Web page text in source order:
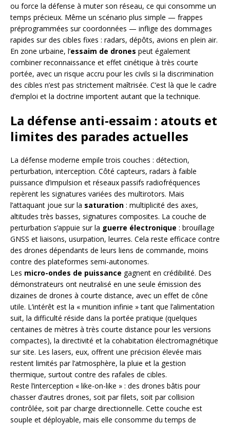
ou force la défense à muter son réseau, ce qui consomme un
temps précieux. Même un scénario plus simple — frappes
préprogrammées sur coordonnées — inflige des dommages
rapides sur des cibles fixes : radars, dépôts, avions en plein air.
En zone urbaine, l’essaim de drones peut également
combiner reconnaissance et effet cinétique à très courte
portée, avec un risque accru pour les civils si la discrimination
des cibles n’est pas strictement maîtrisée. C’est là que le cadre
d’emploi et la doctrine importent autant que la technique.
La défense anti-essaim : atouts et
limites des parades actuelles
La défense moderne empile trois couches : détection,
perturbation, interception. Côté capteurs, radars à faible
puissance d’impulsion et réseaux passifs radiofréquences
repèrent les signatures variées des multirotors. Mais
l’attaquant joue sur la saturation : multiplicité des axes,
altitudes très basses, signatures composites. La couche de
perturbation s’appuie sur la guerre électronique : brouillage
GNSS et liaisons, usurpation, leurres. Cela reste efficace contre
des drones dépendants de leurs liens de commande, moins
contre des plateformes semi-autonomes.
Les micro-ondes de puissance gagnent en crédibilité. Des
démonstrateurs ont neutralisé en une seule émission des
dizaines de drones à courte distance, avec un effet de cône
utile. L’intérêt est la « munition infinie » tant que l’alimentation
suit, la difficulté réside dans la portée pratique (quelques
centaines de mètres à très courte distance pour les versions
compactes), la directivité et la cohabitation électromagnétique
sur site. Les lasers, eux, offrent une précision élevée mais
restent limités par l’atmosphère, la pluie et la gestion
thermique, surtout contre des rafales de cibles.
Reste l’interception « like-on-like » : des drones bâtis pour
chasser d’autres drones, soit par filets, soit par collision
contrôlée, soit par charge directionnelle. Cette couche est
souple et déployable, mais elle consomme du temps de